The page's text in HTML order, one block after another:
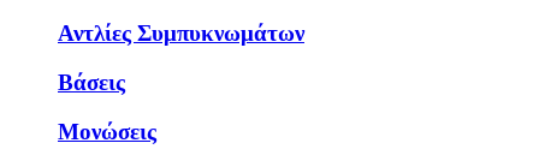
Αντλίες Συμπυκνωμάτων
Βάσεις
Μονώσεις